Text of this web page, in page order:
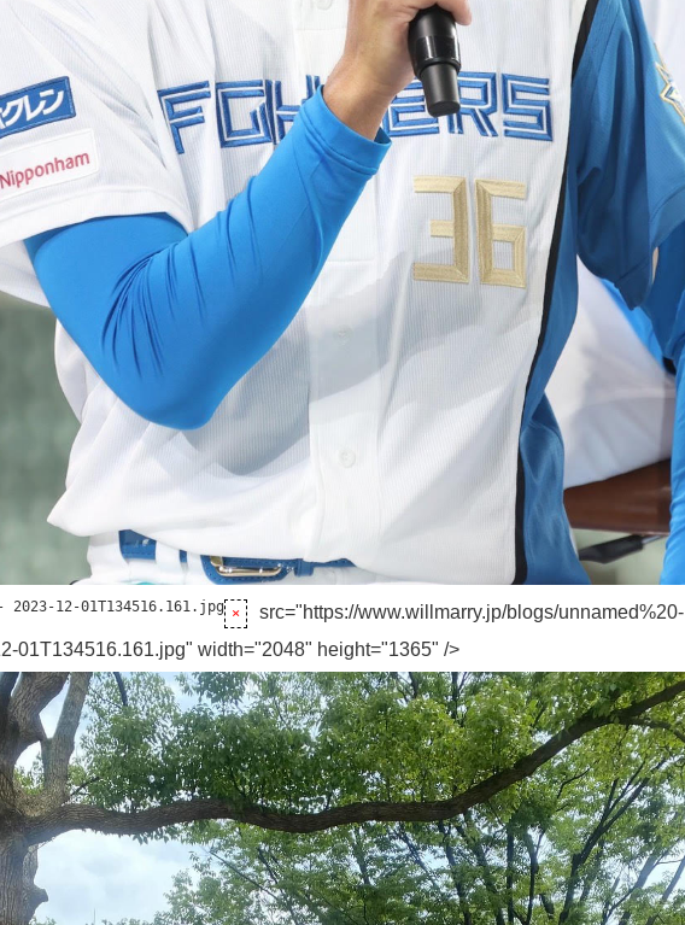
src="https://www.willmarry.jp/blogs/unnamed%20-
01T134516.161.jpg" width="2048" height="1365" />